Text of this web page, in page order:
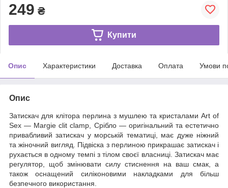
249 ₴
Купити
Опис Характеристики Доставка Оплата Умови
Опис
Затискач для клітора перлина з мушлею та кристалами Art of
Sex — Margie clit clamp, Срібло — оригінальний та естетично
привабливий затискач у морській тематиці, має дуже ніжний
та жіночний вигляд. Підвіска з перлиною прикрашає затискач і
рухається в одному темпі з тілом своєї власниці. Затискач має
регулятор, щоб змінювати силу стиснення на ваш смак, а
також оснащений силіконовими накладками для більш
безпечного використання.